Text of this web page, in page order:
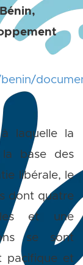
laquelle la
base des
libérale, le
dont quatre
et une
se sont
pacifique et